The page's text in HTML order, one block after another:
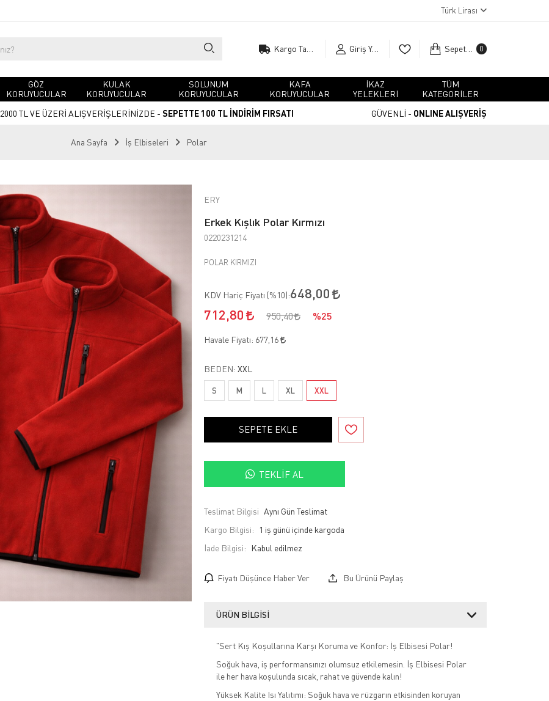
Türk Lirası
Giriş Yap Sepetim 0
GÖZ
KORUYUCULAR
KULAK
KORUYUCULAR
SOLUNUM
KORUYUCULAR
KAFA
KORUYUCULAR
İKAZ
YELEKLERİ
TÜM
KATEGORİLER
2000 TL VE ÜZERİ ALIŞVERİŞLERİNİZDE - SEPETTE 100 TL İNDİRİM FIRSATI GÜVENLİ - ONLINE ALIŞVERİŞ
Ana Sayfa İş Elbiseleri Polar
ERY
Erkek Kışlık Polar Kırmızı
0220231214
POLAR KIRMIZI
KDV Hariç Fiyatı (%10):648,00
712,80
950,40 %25
Havale Fiyatı: 677,16
BEDEN: XXL
S M L XL XXL
SEPETE EKLE
TEKLIF AL
Teslimat Bilgisi Aynı Gün Teslimat
Kargo Bilgisi:
1 iş günü içinde kargoda
İade Bilgisi:
Fiyatı Düşünce Haber Ver Bu Ürünü Paylaş
ÜRÜN BILGISI
"Sert Kış Koşullarına Karşı Koruma ve Konfor: İş Elbisesi Polar!
Soğuk hava, iş performansınızı olumsuz etkilemesin. İş Elbisesi Polar
ile her hava koşulunda sıcak, rahat ve güvende kalın!
Yüksek Kalite Isı Yalıtımı: Soğuk hava ve rüzgarın etkisinden koruyan